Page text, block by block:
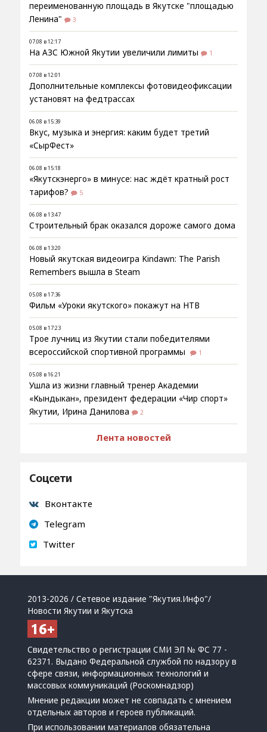
переименованную площадь в Якутске "площадью
Ленина"
3
07.08 в 12:17
На АЗС Южной Якутии увеличили лимиты 1
07.08 в 12:01
Дополнительные комплексы фотовидеофиксации
установят на федтрассах
06.08 в 15:39
Вкус, музыка и энергия: каким будет третий
«СырФест»
06.08 в 15:18
«Якутскэнерго» в минусе: нас ждёт кратный рост
тарифов?
5
06.08 в 13:47
Строительный брак оказался дороже самого дома
06.08 в 13:20
Новый якутская видеоигра Kindawn: The Parish
Remembers вышла в Steam
05.08 в 17:36
Фильм «Уроки якутского» покажут на НТВ
05.08 в 17:23
Трое лучниц из Якутии стали победителями
всероссийской спортивной программы
1
05.08 в 16:21
Ушла из жизни главный тренер Академии
«Кындыкан», президент федерации «Чир спорт»
Якутии, Ирина Данилова
2
Лента новостей
Соцсети
Вконтакте
Telegram
Twitter
2013-2026 / Сетевое издание "Якутия.Инфо"/
Новости Якутии и Якутска
Свидетельство о регистрации СМИ ЭЛ № ФС 77 -
62371. Выдано Федеральной службой по надзору в
сфере связи, информационных технологий и
массовых коммуникаций (Роскомнадзор)
Мнение редакции может не совпадать с мнением
отдельных авторов и героев публикаций.
При использовании материалов обязательна